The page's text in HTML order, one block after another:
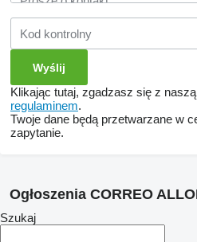
Klikając tutaj, zgadzasz się z naszą
regulaminem.
Twoje dane będą przetwarzane w
zapytanie.
Ogłoszenia CORREO
Szukaj